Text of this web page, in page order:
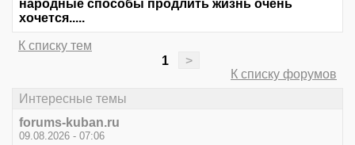
народные способы продлить жизнь очень
хочется.....
К списку тем
1
>
К списку форумов
Интересные темы
forums-kuban.ru
09.08.2026 - 07:06